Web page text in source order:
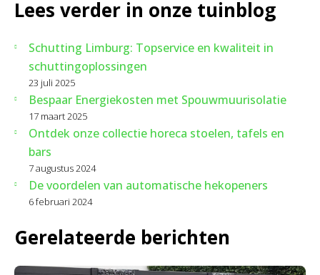
Lees verder in onze tuinblog
Schutting Limburg: Topservice en kwaliteit in
schuttingoplossingen
23 juli 2025
Bespaar Energiekosten met Spouwmuurisolatie
17 maart 2025
Ontdek onze collectie horeca stoelen, tafels en
bars
7 augustus 2024
De voordelen van automatische hekopeners
6 februari 2024
Gerelateerde berichten